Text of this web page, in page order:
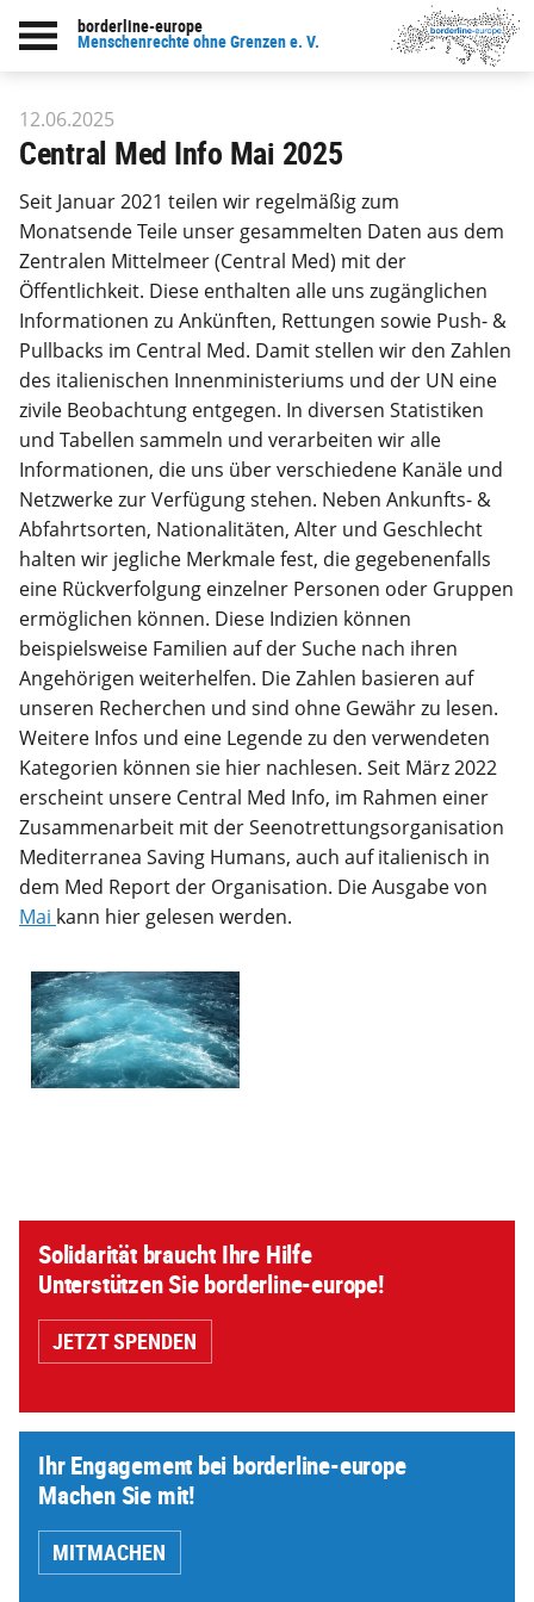
borderline-europe
Menschenrechte ohne Grenzen e. V.
zur Übersicht: Unsere Arbeit
12.06.2025
Central Med Info Mai 2025
Seit Januar 2021 teilen wir regelmäßig zum
Monatsende Teile unser gesammelten Daten aus dem
Zentralen Mittelmeer (Central Med) mit der
Öffentlichkeit. Diese enthalten alle uns zugänglichen
Informationen zu Ankünften, Rettungen sowie Push- &
Pullbacks im Central Med. Damit stellen wir den Zahlen
des italienischen Innenministeriums und der UN eine
zivile Beobachtung entgegen. In diversen Statistiken
und Tabellen sammeln und verarbeiten wir alle
Informationen, die uns über verschiedene Kanäle und
Netzwerke zur Verfügung stehen. Neben Ankunfts- &
Abfahrtsorten, Nationalitäten, Alter und Geschlecht
halten wir jegliche Merkmale fest, die gegebenenfalls
eine Rückverfolgung einzelner Personen oder Gruppen
ermöglichen können. Diese Indizien können
beispielsweise Familien auf der Suche nach ihren
Angehörigen weiterhelfen. Die Zahlen basieren auf
unseren Recherchen und sind ohne Gewähr zu lesen.
Weitere Infos und eine Legende zu den verwendeten
Kategorien können sie hier nachlesen. Seit März 2022
erscheint unsere Central Med Info, im Rahmen einer
Zusammenarbeit mit der Seenotrettungsorganisation
Mediterranea Saving Humans, auch auf italienisch in
dem Med Report der Organisation. Die Ausgabe von
Mai kann hier gelesen werden.
Solidarität braucht Ihre Hilfe
Unterstützen Sie borderline-europe!
JETZT SPENDEN
Ihr Engagement bei borderline-europe
Machen Sie mit!
MITMACHEN